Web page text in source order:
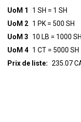
UoM 1
1 SH = 1 SH
UoM 2 1 PK = 500 SH
UoM 3
10 LB = 1000 SH
UoM 4 1 CT = 5000 SH
Prix de liste: 235.07